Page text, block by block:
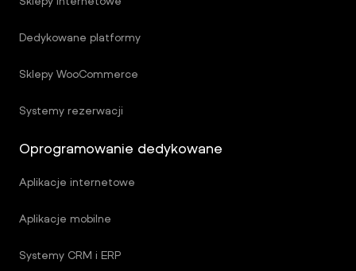
Dedykowane platformy
Sklepy WooCommerce
Systemy rezerwacji
Oprogramowanie dedykowane
Aplikacje internetowe
Aplikacje mobilne
Systemy CRM i ERP